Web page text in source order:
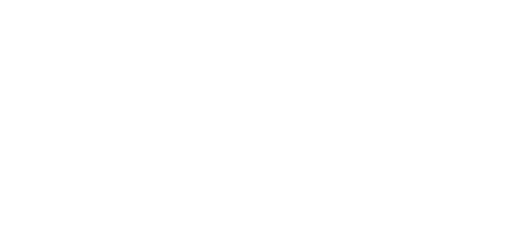
foam binnenzool. Dit geeft je de mogelijkheid om de
zelfs op ongelijk of glad oppervlak. Daarnaast is de
membraan waardoor je beter beschermd bent tegen
nat gras loopt of een lange boswandeling maakt, de